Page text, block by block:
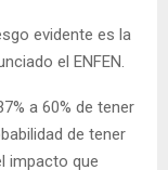
evidente es la
el ENFEN.
a 60% de tener
de tener
impacto que